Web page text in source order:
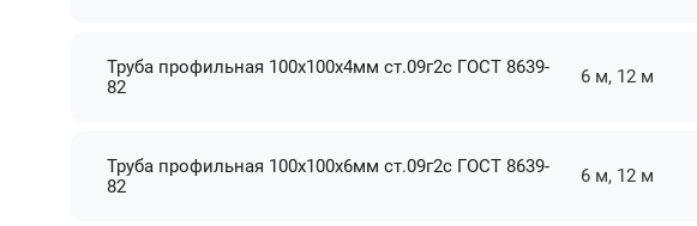
Труба профильная 100х100х4мм ст.09г2с ГОСТ 8639-
82
6 м, 12 м
Труба профильная 100х100х6мм ст.09г2с ГОСТ 8639-
82
6 м, 12 м